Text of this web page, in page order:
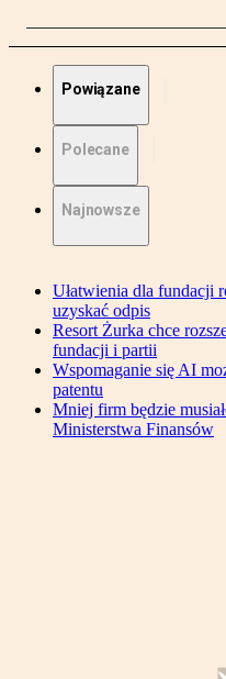
Powiązane
Polecane
Najnowsze
Ułatwienia dla fundacji
uzyskać odpis
Resort Żurka chce
fundacji i partii
Wspomaganie się AI
patentu
Mniej firm będzie
Ministerstwa Finansów